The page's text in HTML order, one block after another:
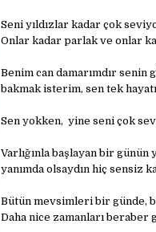
Seni yıldızlar kadar çok
Onlar kadar parlak ve onlar
Benim can damarımdır
bakmak isterim, sen tek
Sen yokken, yine seni çok
Varlığınla başlayan bir günün
yanımda olsaydın hiç sensiz
Bütün mevsimleri bir günde,
Daha nice zamanları